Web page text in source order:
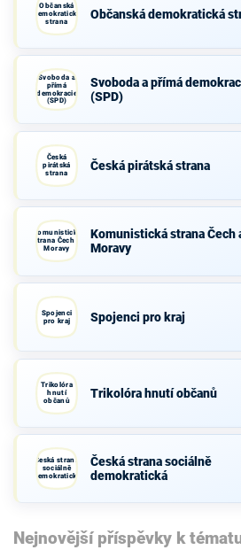
Občanská
demokratická
strana
Občanská demokratická
Svoboda a
přímá
demokracie
(SPD)
Svoboda a přímá
(SPD)
Česká
pirátská
strana
Česká pirátská strana
Komunistická
strana Čech a
Moravy
Komunistická strana Čech
Moravy
Spojenci
pro kraj
Spojenci pro kraj
Trikolóra
hnutí
občanů
Trikolóra hnutí občanů
Česká strana
sociálně
demokratická
Česká strana sociálně
demokratická
Nejnovější příspěvky k